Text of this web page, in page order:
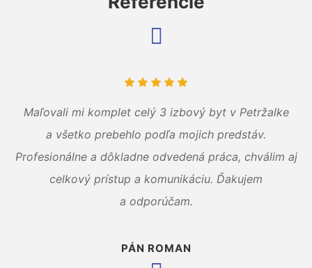
Maľovali mi komplet celý 3 izbový byt v Petržalke
a všetko prebehlo podľa mojich predstáv.
Profesionálne a dôkladne odvedená práca, chválim aj
celkový prístup a komunikáciu. Ďakujem
a odporúčam.
PÁN ROMAN